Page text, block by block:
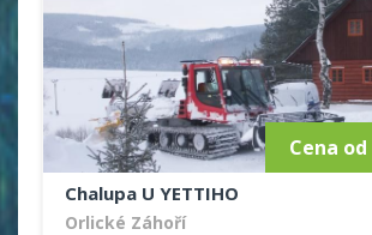
Zajistíme odvoz za kulturním a
(nebo na sjezdovky) naším
nebo mikrobusem.
Cena od
Chalupa U YETTIHO
Orlické Záhoří